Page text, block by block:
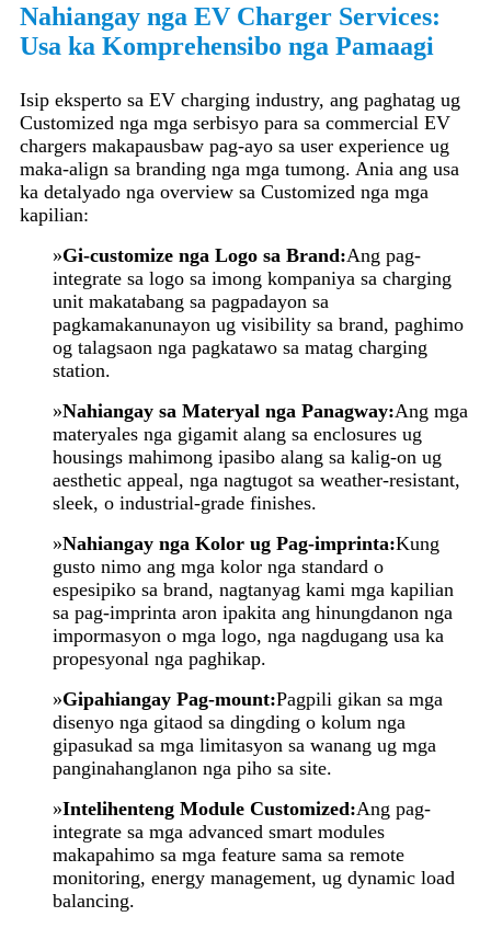
Nahiangay nga EV Charger Services:
Usa ka Komprehensibo nga Pamaagi
Isip eksperto sa EV charging industry, ang paghatag ug
Customized nga mga serbisyo para sa commercial EV
chargers makapausbaw pag-ayo sa user experience ug
maka-align sa branding nga mga tumong. Ania ang usa
ka detalyado nga overview sa Customized nga mga
kapilian:
»Gi-customize nga Logo sa Brand:Ang pag-
integrate sa logo sa imong kompaniya sa charging
unit makatabang sa pagpadayon sa
pagkamakanunayon ug visibility sa brand, paghimo
og talagsaon nga pagkatawo sa matag charging
station.
»Nahiangay sa Materyal nga Panagway:Ang mga
materyales nga gigamit alang sa enclosures ug
housings mahimong ipasibo alang sa kalig-on ug
aesthetic appeal, nga nagtugot sa weather-resistant,
sleek, o industrial-grade finishes.
»Nahiangay nga Kolor ug Pag-imprinta:Kung
gusto nimo ang mga kolor nga standard o
espesipiko sa brand, nagtanyag kami mga kapilian
sa pag-imprinta aron ipakita ang hinungdanon nga
impormasyon o mga logo, nga nagdugang usa ka
propesyonal nga paghikap.
»Gipahiangay Pag-mount:Pagpili gikan sa mga
disenyo nga gitaod sa dingding o kolum nga
gipasukad sa mga limitasyon sa wanang ug mga
panginahanglanon nga piho sa site.
»Intelihenteng Module Customized:Ang pag-
integrate sa mga advanced smart modules
makapahimo sa mga feature sama sa remote
monitoring, energy management, ug dynamic load
balancing.